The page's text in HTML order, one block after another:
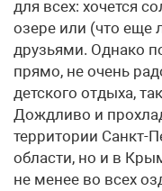
для всех: хочется
озере или (что еще
друзьями. Однако
прямо, не очень
детского отдыха,
Дождливо и
территории Санкт-
области, но и в
не менее во всех